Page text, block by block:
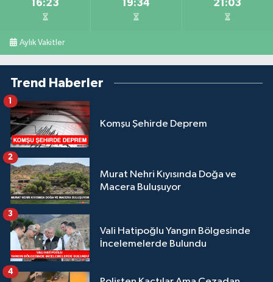
16:23 19:34 21:03
Aylık Vakitler
Trend Haberler
Komşu Şehirde Deprem
1
Murat Nehri Kıyısında Doğa ve
Macera Buluşuyor
2
Vali Hatipoğlu Yangın Bölgesinde
İncelemelerde Bulundu
3
4